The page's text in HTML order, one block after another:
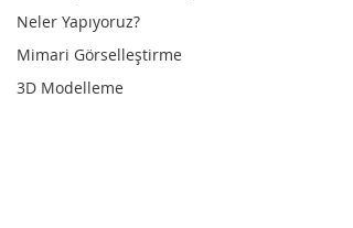
Neler Yapıyoruz?
Mimari Görselleştirme
3D Modelleme